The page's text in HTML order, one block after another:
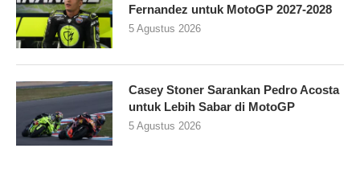
Fernandez untuk MotoGP 2027-2028
5 Agustus 2026
Casey Stoner Sarankan Pedro Acosta
untuk Lebih Sabar di MotoGP
5 Agustus 2026